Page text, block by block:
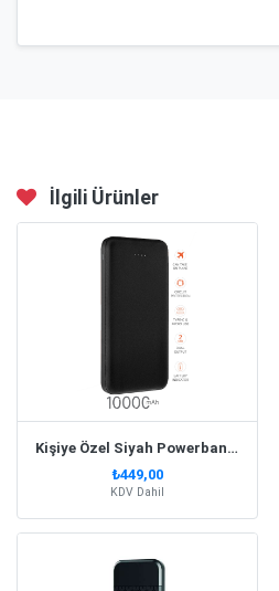
İlgili Ürünler
Kişiye Özel Siyah Powerbank 10.000 Mah 2X Usb Çıkışlı 1 Type-C Ve 1 Micro Girişli
₺449,00
KDV Dahil